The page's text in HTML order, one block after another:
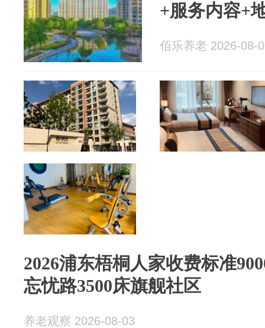
+服务内容+
佰乐养老 2026-08-
2026浦东梧桐人家收费标准
忘忧路3500床旗舰社区
养老观察 2026-08-03